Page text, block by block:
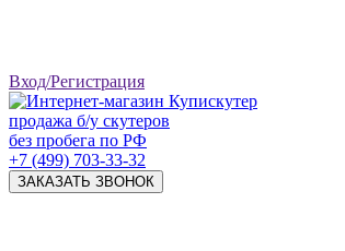
Вход/Регистрация
продажа б/у скутеров
без пробега по РФ
+7 (499) 703-33-32
ЗАКАЗАТЬ ЗВОНОК